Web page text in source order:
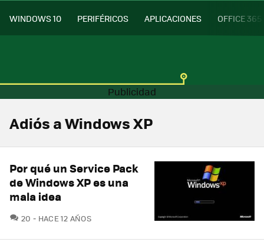
WINDOWS 10 PERIFÉRICOS APLICACIONES OFFICE 365
Adiós a Windows XP
Por qué un Service Pack
de Windows XP es una
mala idea
20 COMENTARIOS
HACE 12 AÑOS